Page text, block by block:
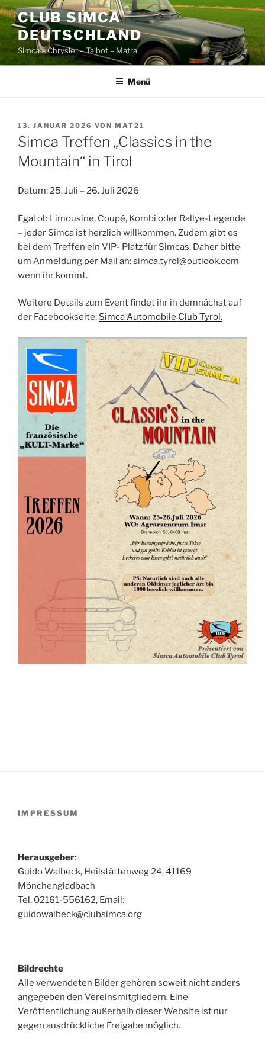
Zum
Inhalt
springen
CLUB SIMCA
DEUTSCHLAND
Simca – Chrysler – Talbot – Matra
Menü
VERÖFFENTLICHT
AM
13. JANUAR 2026 VON MAT21
Simca Treffen „Classics in the
Mountain“ in Tirol
Datum: 25. Juli – 26. Juli 2026
Egal ob Limousine, Coupé, Kombi oder Rallye-Legende
– jeder Simca ist herzlich willkommen. Zudem gibt es
bei dem Treffen ein VIP- Platz für Simcas. Daher bitte
um Anmeldung per Mail an: simca.tyrol@outlook.com
wenn ihr kommt.
Weitere Details zum Event findet ihr in demnächst auf
der Facebookseite: Simca Automobile Club Tyrol.
IMPRESSUM
Herausgeber:
Guido Walbeck, Heilstättenweg 24, 41169
Mönchengladbach
Tel. 02161-556162, Email:
guidowalbeck@clubsimca.org
Bildrechte
Alle verwendeten Bilder gehören soweit nicht anders
angegeben den Vereinsmitgliedern. Eine
Veröffentlichung außerhalb dieser Website ist nur
gegen ausdrückliche Freigabe möglich.